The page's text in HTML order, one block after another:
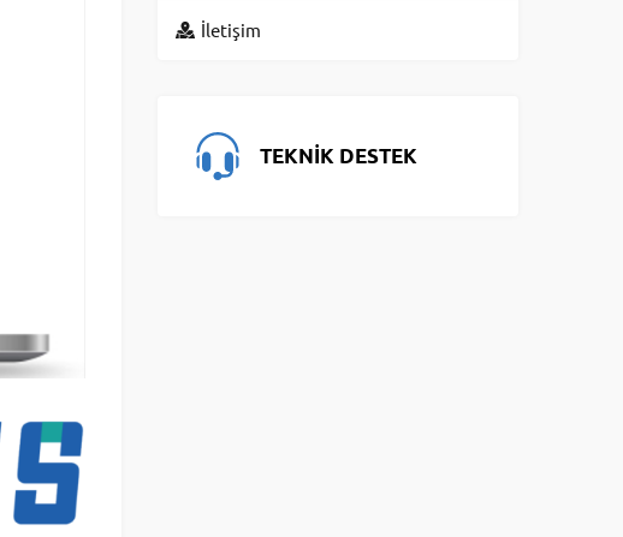
İletişim
TEKNİK DESTEK